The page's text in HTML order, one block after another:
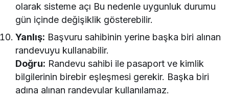
olarak sisteme açı Bu nedenle uygunluk durumu
gün içinde değişiklik gösterebilir.
Yanlış: Başvuru sahibinin yerine başka biri alınan
randevuyu kullanabilir.
Doğru: Randevu sahibi ile pasaport ve kimlik
bilgilerinin birebir eşleşmesi gerekir. Başka biri
adına alınan randevular kullanılamaz.